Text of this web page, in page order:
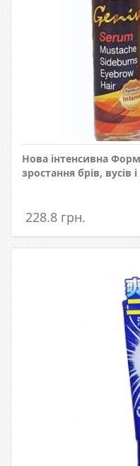
Нова інтенсивна
зростання брів, вусів
228.8 грн.